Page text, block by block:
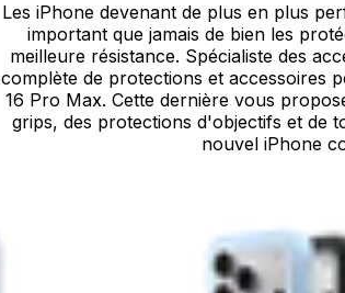
Les iPhone devenant de plus en plus
important que jamais de bien les
meilleure résistance. Spécialiste des
complète de protections et accessoires
16 Pro Max. Cette dernière vous
grips, des protections d'objectifs et de
nouvel iPhone